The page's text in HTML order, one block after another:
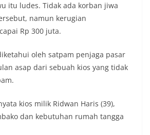
itu ludes. Tidak ada korban jiwa
namun kerugian
Rp 300 juta.
oleh satpam penjaga pasar
asap dari sebuah kios yang tidak
kios milik Ridwan Haris (39),
dan kebutuhan rumah tangga